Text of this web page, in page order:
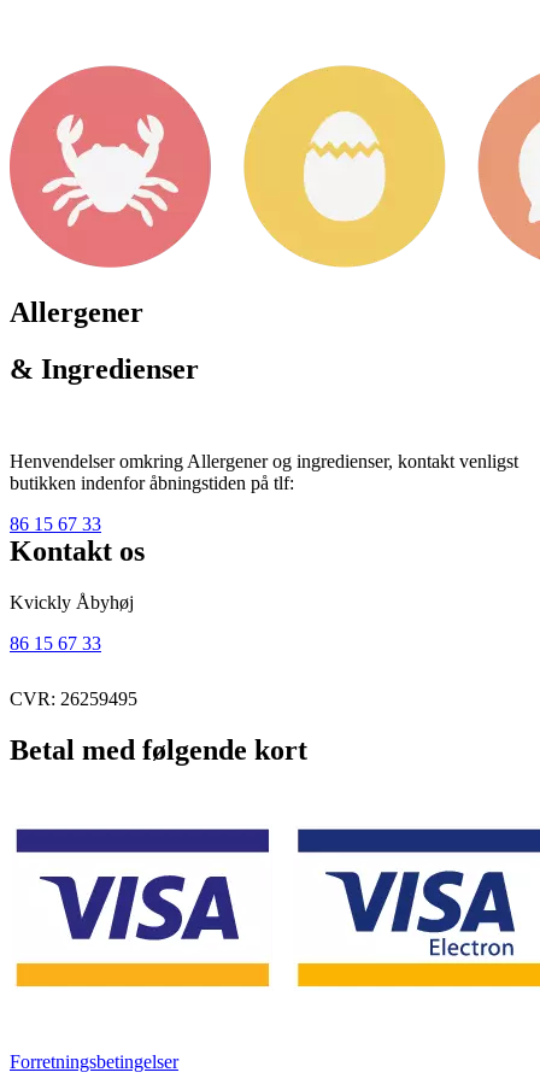
Allergener
& Ingredienser
Henvendelser omkring Allergener og ingredienser, kontakt venligst
butikken indenfor åbningstiden på tlf:
86 15 67 33
Kontakt os
Kvickly Åbyhøj
86 15 67 33
CVR: 26259495
Betal med følgende kort
Forretningsbetingelser